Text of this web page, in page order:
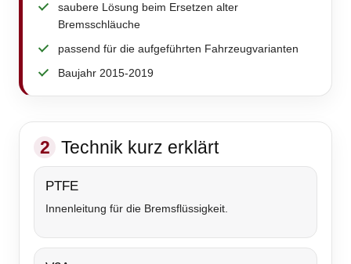
saubere Lösung beim Ersetzen alter
Bremsschläuche
passend für die aufgeführten Fahrzeugvarianten
Baujahr 2015-2019
2 Technik kurz erklärt
PTFE
Innenleitung für die Bremsflüssigkeit.